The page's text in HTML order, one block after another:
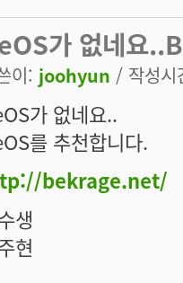
가 없네요
이: joohyun / 작성
가 없네요..
를 추천합니다.
bekrage.net/
생
현